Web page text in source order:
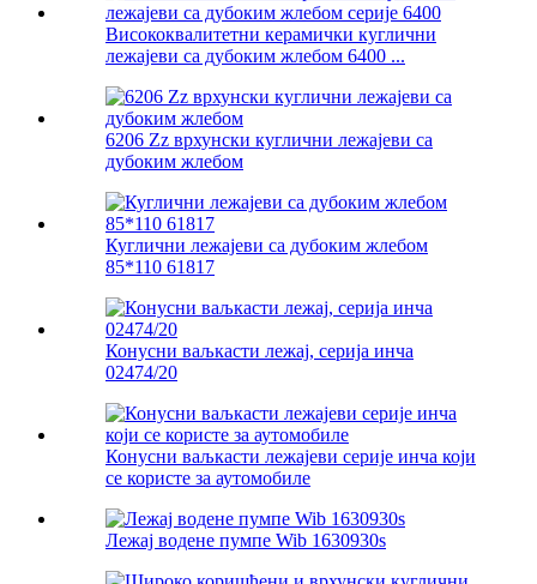
Висококвалитетни керамички куглични
лежајеви са дубоким жлебом 6400 ...
6206 Zz врхунски куглични лежајеви са
дубоким жлебом
Куглични лежајеви са дубоким жлебом
85*110 61817
Конусни ваљкасти лежај, серија инча
02474/20
Конусни ваљкасти лежајеви серије инча који
се користе за аутомобиле
Лежај водене пумпе Wib 1630930s